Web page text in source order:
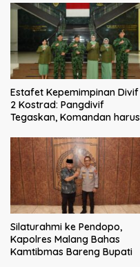
Estafet Kepemimpinan Divif
2 Kostrad: Pangdivif
Tegaskan, Komandan harus
dan solusi bagi prajurit
Silaturahmi ke Pendopo,
Kapolres Malang Bahas
Kamtibmas Bareng Bupati